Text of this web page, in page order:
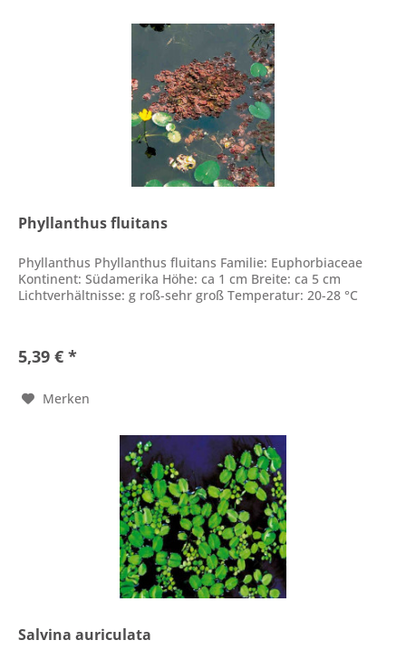
Phyllanthus fluitans
Phyllanthus Phyllanthus fluitans Familie: Euphorbiaceae
Kontinent: Südamerika Höhe: ca 1 cm Breite: ca 5 cm
Lichtverhältnisse: g roß-sehr groß Temperatur: 20-28 °C
5,39 € *
Merken
Salvina auriculata